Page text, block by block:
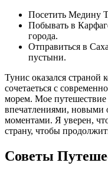
Посетить Медину
Побывать в
города.
Отправиться в
пустыни.
Тунис оказался страной
сочетаеться с
морем. Мое
впечатлениями, новыми
моментами. Я уверен,
страну, чтобы
Советы